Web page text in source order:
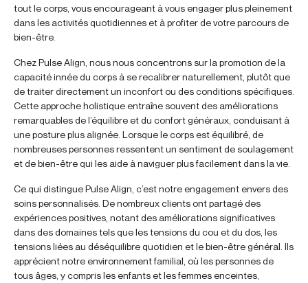
tout le corps, vous encourageant à vous engager plus pleinement
dans les activités quotidiennes et à profiter de votre parcours de
bien-être.
Chez Pulse Align, nous nous concentrons sur la promotion de la
capacité innée du corps à se recalibrer naturellement, plutôt que
de traiter directement un inconfort ou des conditions spécifiques.
Cette approche holistique entraîne souvent des améliorations
remarquables de l’équilibre et du confort généraux, conduisant à
une posture plus alignée. Lorsque le corps est équilibré, de
nombreuses personnes ressentent un sentiment de soulagement
et de bien-être qui les aide à naviguer plus facilement dans la vie.
Ce qui distingue Pulse Align, c’est notre engagement envers des
soins personnalisés. De nombreux clients ont partagé des
expériences positives, notant des améliorations significatives
dans des domaines tels que les tensions du cou et du dos, les
tensions liées au déséquilibre quotidien et le bien-être général. Ils
apprécient notre environnement familial, où les personnes de
tous âges, y compris les enfants et les femmes enceintes,